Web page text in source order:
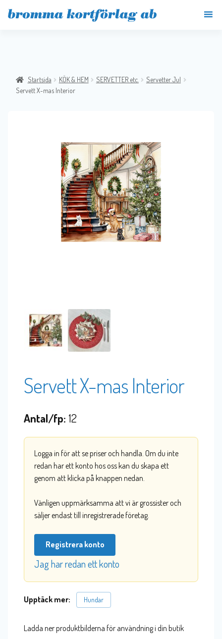
Startsida KÖK & HEM SERVETTER etc.
Servetter Jul
Servett X-mas Interior
Servett X-mas Interior
Antal/fp: 12
Logga in för att se priser och handla. Om du inte
redan har ett konto hos oss kan du skapa ett
genom att klicka på knappen nedan.
Vänligen uppmärksamma att vi är grossister och
säljer endast till inregistrerade företag.
Registrera konto
Jag har redan ett konto
Upptäck mer: Hundar
Ladda ner produktbilderna för användning i din butik